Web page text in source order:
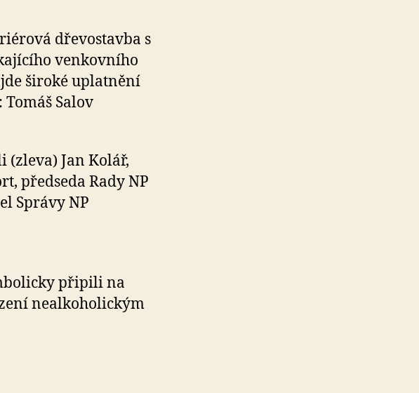
dřevostavba s
venkovního
široké uplatnění
Salov
(zleva) Jan Kolář,
předseda Rady NP
Správy NP
připili na
nealkoholickým